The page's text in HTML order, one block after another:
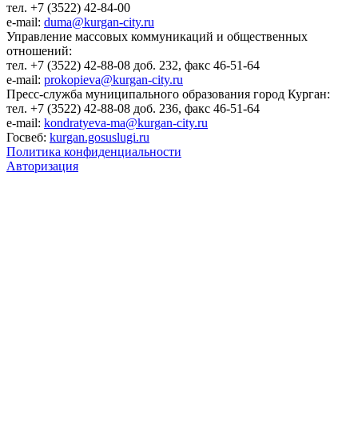
тел. +7 (3522) 42-84-00
e-mail: duma@kurgan-city.ru
Управление массовых коммуникаций и общественных
отношений:
тел. +7 (3522) 42-88-08 доб. 232, факс 46-51-64
e-mail: prokopieva@kurgan-city.ru
Пресс-служба муниципального образования город Курган:
тел. +7 (3522) 42-88-08 доб. 236, факс 46-51-64
e-mail: kondratyeva-ma@kurgan-city.ru
Госвеб: kurgan.gosuslugi.ru
Политика конфиденциальности
Авторизация